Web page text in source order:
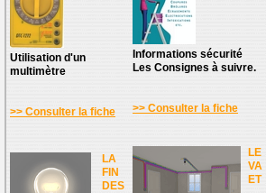
Utilisation d'un
multimètre
>> Consulter la fiche
Informations sécurité
Les Consignes à suivre.
>> Consulter la fiche
LA
FIN
DES
LE
VA
ET